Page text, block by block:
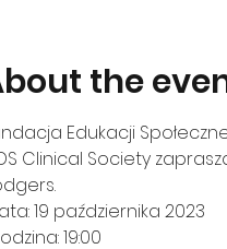
the
Edukacji
Clinical Society